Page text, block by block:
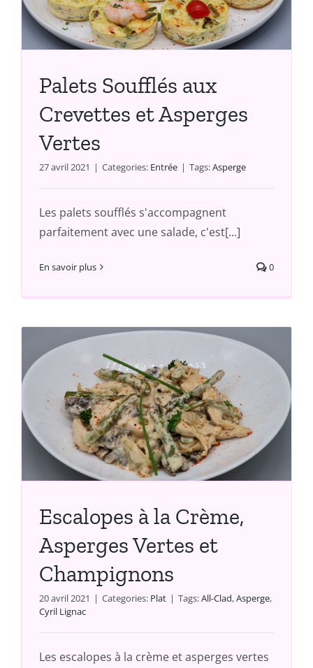
Palets Soufflés aux
Crevettes et Asperges
Vertes
27 avril 2021 | Categories: Entrée | Tags:Asperge
Les palets soufflés s'accompagnent
parfaitement avec une salade, c'est[...]
En savoir plus 0
Escalopes à la Crème,
Asperges Vertes et
Champignons
20 avril 2021 | Categories: Plat | Tags:All-Clad,Asperge,
Cyril Lignac
Les escalopes à la crème et asperges vertes